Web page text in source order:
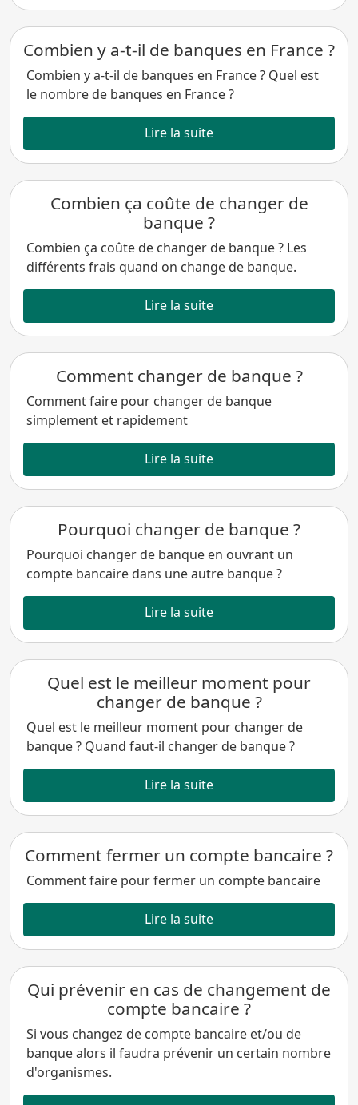
Combien y a-t-il de banques en France ?
Combien y a-t-il de banques en France ? Quel est
le nombre de banques en France ?
Lire la suite
Combien ça coûte de changer de
banque ?
Combien ça coûte de changer de banque ? Les
différents frais quand on change de banque.
Lire la suite
Comment changer de banque ?
Comment faire pour changer de banque
simplement et rapidement
Lire la suite
Pourquoi changer de banque ?
Pourquoi changer de banque en ouvrant un
compte bancaire dans une autre banque ?
Lire la suite
Quel est le meilleur moment pour
changer de banque ?
Quel est le meilleur moment pour changer de
banque ? Quand faut-il changer de banque ?
Lire la suite
Comment fermer un compte bancaire ?
Comment faire pour fermer un compte bancaire
Lire la suite
Qui prévenir en cas de changement de
compte bancaire ?
Si vous changez de compte bancaire et/ou de
banque alors il faudra prévenir un certain nombre
d'organismes.